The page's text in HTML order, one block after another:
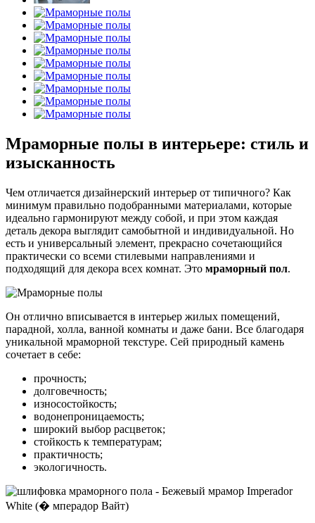
Мраморные полы в интерьере: стиль и
изысканность
Чем отличается дизайнерский интерьер от типичного? Как
минимум правильно подобранными материалами, которые
идеально гармонируют между собой, и при этом каждая
деталь декора выглядит самобытной и индивидуальной. Но
есть и универсальный элемент, прекрасно сочетающийся
практически со всеми стилевыми направлениями и
подходящий для декора всех комнат. Это мраморный пол.
Он отлично вписывается в интерьер жилых помещений,
парадной, холла, ванной комнаты и даже бани. Все благодаря
уникальной мраморной текстуре. Сей природный камень
сочетает в себе:
прочность;
долговечность;
износостойкость;
водонепроницаемость;
широкий выбор расцветок;
стойкость к температурам;
практичность;
экологичность.